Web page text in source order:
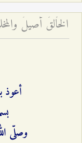
أعوذ
وصلّى